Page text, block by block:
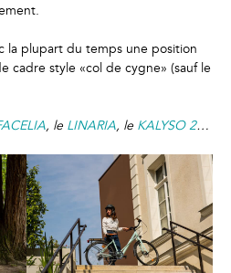
la plupart du temps une position
cadre style «col de cygne» (sauf le
, le LINARIA, le KALYSO2…